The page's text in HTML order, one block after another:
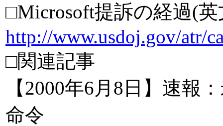
□Microsoft提訴の経過(英
http://www.usdoj.gov/atr/
□関連記事
【2000年6月8日】速報
命令